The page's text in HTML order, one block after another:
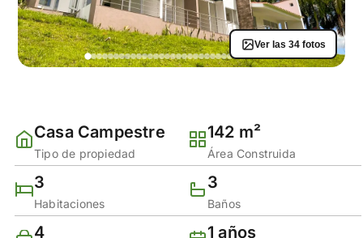
Ver las 34 fotos
Casa Campestre
Tipo de propiedad
142 m²
Área Construida
3
Habitaciones
3
Baños
4 1 años